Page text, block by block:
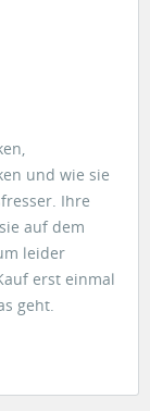
und wie sie
Ihre
auf dem
leider
erst einmal
geht.